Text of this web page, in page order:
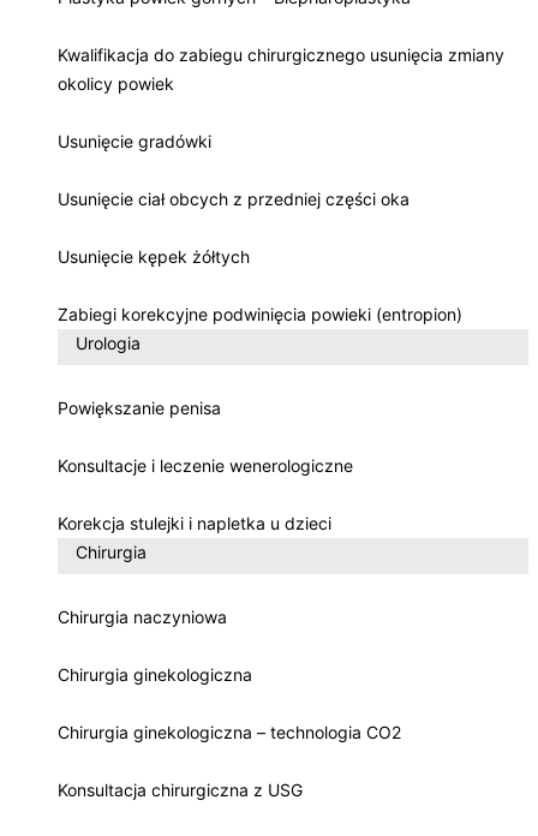
Kwalifikacja do zabiegu chirurgicznego usunięcia zmiany
okolicy powiek
Usunięcie gradówki
Usunięcie ciał obcych z przedniej części oka
Usunięcie kępek żółtych
Zabiegi korekcyjne podwinięcia powieki (entropion)
Urologia
Powiększanie penisa
Konsultacje i leczenie wenerologiczne
Korekcja stulejki i napletka u dzieci
Chirurgia
Chirurgia naczyniowa
Chirurgia ginekologiczna
Chirurgia ginekologiczna – technologia CO2
Konsultacja chirurgiczna z USG